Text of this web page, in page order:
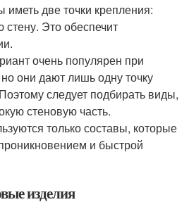
иметь две точки крепления:
стену. Это обеспечит
очень популярен при
они дают лишь одну точку
следует подбирать виды,
стеновую часть.
только составы, которые
и быстрой
изделия